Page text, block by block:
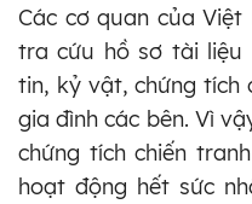
Các cơ quan của
tra cứu hồ sơ tài
tin, kỷ vật, chứng tích
gia đình các bên. Vì
chứng tích chiến
hoạt động hết sức